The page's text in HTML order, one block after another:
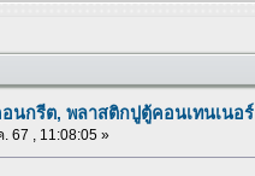
นกรีต, พลาสติกปูตู้คอนเทนเนอร์
. 67 , 11:08:05 »